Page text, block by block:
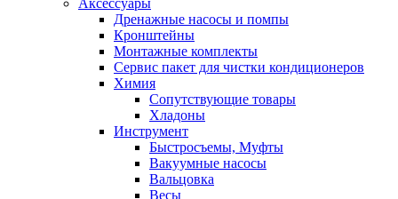
Аксессуары
Дренажные насосы и помпы
Кронштейны
Монтажные комплекты
Сервис пакет для чистки кондиционеров
Химия
Сопутствующие товары
Хладоны
Инструмент
Быстросъемы, Муфты
Вакуумные насосы
Вальцовка
Весы